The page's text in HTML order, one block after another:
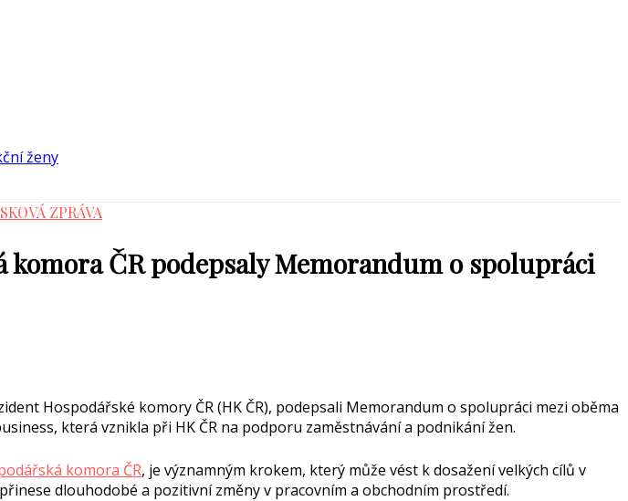
ZPRÁVA
komora ČR podepsaly Memorandum o spolupráci
Hospodářské komory ČR (HK ČR), podepsali Memorandum o spolupráci mezi oběma
která vznikla při HK ČR na podporu zaměstnávání a podnikání žen.
komora ČR, je významným krokem, který může vést k dosažení velkých cílů v
dlouhodobé a pozitivní změny v pracovním a obchodním prostředí.